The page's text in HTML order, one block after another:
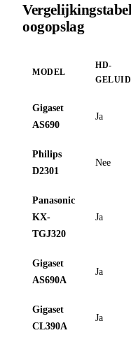
oogopslag
MODEL
HD-
GELUID
Gigaset
AS690
Ja
Philips
D2301
Nee
Panasonic
KX-
TGJ320
Ja
Gigaset
AS690A
Ja
Gigaset
CL390A
Ja